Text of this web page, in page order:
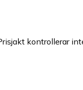
kontrollerar